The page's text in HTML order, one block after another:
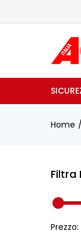
Home
Filtra
Prezzo: